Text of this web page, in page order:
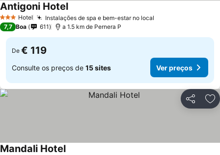
3 EstrelasHotel Instalações de spa e bem-estar no local
Antigoni Hotel
7,7 Boa 611 a 1.5 km de Pernera P
De € 119
Consulte os preços de 15 sites Ver preços
Partilhar
Mandali Hotel